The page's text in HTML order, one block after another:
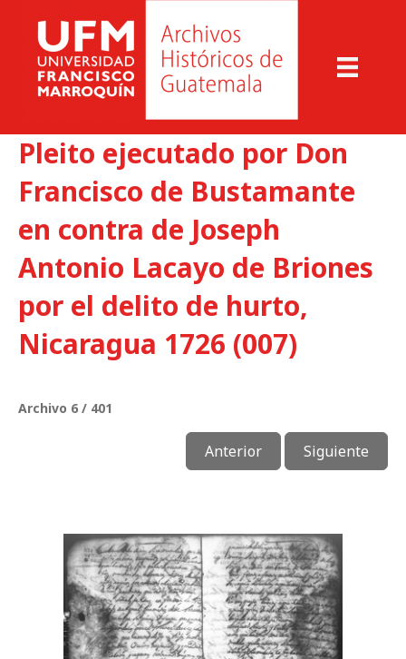
Pleito ejecutado por Don
Francisco de Bustamante
en contra de Joseph
Antonio Lacayo de Briones
por el delito de hurto,
Nicaragua 1726 (007)
Archivo 6 / 401
Anterior Siguiente